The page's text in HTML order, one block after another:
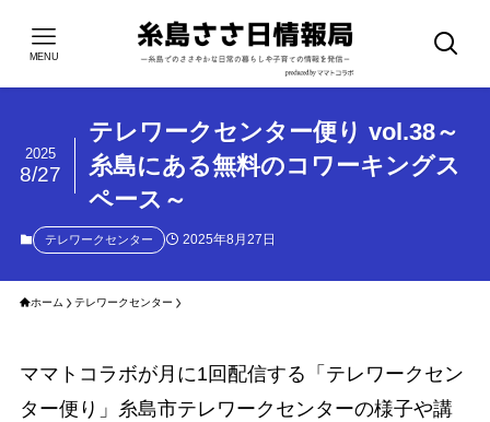
MENU
テレワークセンター便り vol.38～
糸島にある無料のコワーキングス
ペース～
2025
8/27
テレワークセンター 2025年8月27日
ホーム テレワークセンター
ママトコラボが月に1回配信する「テレワークセン
ター便り」糸島市テレワークセンターの様子や講